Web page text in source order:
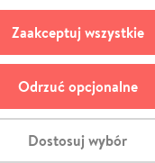
© CROWDING SP. Z O.O.
opcjonalnych plików cookie
i
lub jej odmówić. W
preferencji na stronie
w stopce serwisu
w następujących celach:
Dzięki nim
z naszego serwisu – skąd
Dostosuj wybór
Odrzuć opcjonalne
Zaakceptuj wszystkie